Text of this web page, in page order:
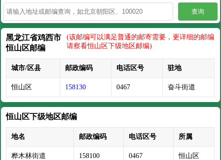
查询
黑龙江省鸡西市
恒山区邮编
(该邮编可以满足普通的邮寄需要，更详细的邮编
请察看恒山区下级地区邮编)
城市/区县 邮政编码 电话区号 驻地
恒山区 158130 0467 奋斗街道
恒山区下级地区邮编
地名 邮政编码 电话区号 所属
桦木林街道 158100 0467 恒山区